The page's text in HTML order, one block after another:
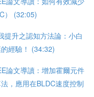
） (32:05)
提升之認知方法論：小白
經驗！ (34:32)
論文導讀：增加霍爾元件
，應用在BLDC速度控制